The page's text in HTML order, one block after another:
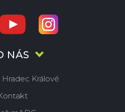
NÁS
Králové